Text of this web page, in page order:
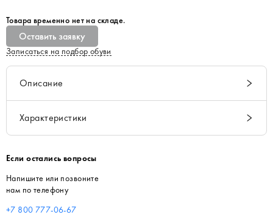
Товара временно нет на складе.
Оставить заявку
Записаться на подбор обуви
Описание
Характеристики
Если остались вопросы
Напишите или позвоните
нам по телефону
+7 800 777-06-67